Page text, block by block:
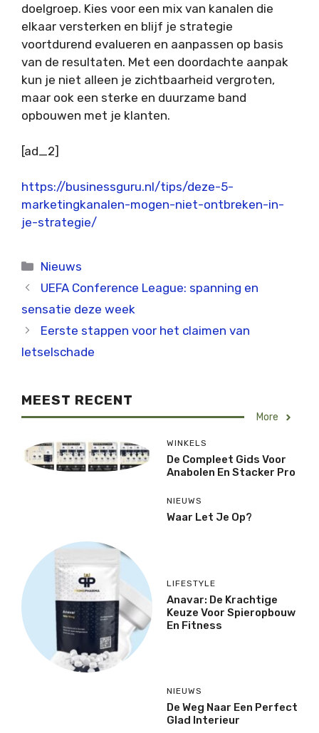
doelgroep. Kies voor een mix van kanalen die
elkaar versterken en blijf je strategie
voortdurend evalueren en aanpassen op basis
van de resultaten. Met een doordachte aanpak
kun je niet alleen je zichtbaarheid vergroten,
maar ook een sterke en duurzame band
opbouwen met je klanten.
[ad_2]
https://businessguru.nl/tips/deze-5-
marketingkanalen-mogen-niet-ontbreken-in-
je-strategie/
Categorieën
Nieuws
UEFA Conference League: spanning en
sensatie deze week
Eerste stappen voor het claimen van
letselschade
MEEST RECENT
More
WINKELS
De Compleet Gids Voor
Anabolen En Stacker Pro
NIEUWS
Waar Let Je Op?
LIFESTYLE
Anavar: De Krachtige
Keuze Voor Spieropbouw
En Fitness
NIEUWS
De Weg Naar Een Perfect
Glad Interieur